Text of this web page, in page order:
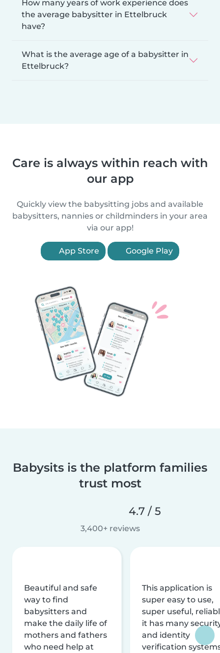
How many years of work experience does
the average babysitter in Ettelbruck
have?
What is the average age of a babysitter in
Ettelbruck?
Care is always within reach with
our app
Quickly view the babysitting jobs and available
babysitters, nannies or childminders in your area
via our app!
App Store Google Play
Babysits is the platform families
trust most
4.7 / 5
3,400+ reviews
Beautiful and safe
way to find
babysitters and
make the daily life of
mothers and fathers
who need help at
This application is
super easy to use,
super useful,
it has many
and identity
verification